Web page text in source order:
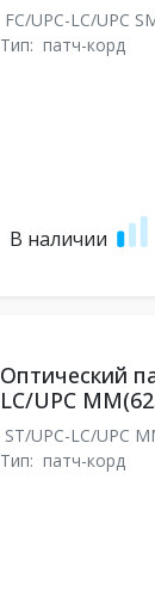
FC/UPC-LC/UPC
Тип: патч-корд
В наличии
Оптический
LC/UPC
ST/UPC-LC/UPC
Тип: патч-корд